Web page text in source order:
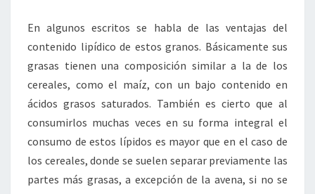
En algunos escritos se habla de las ventajas del
contenido lipídico de estos granos. Básicamente sus
grasas tienen una composición similar a la de los
cereales, como el maíz, con un bajo contenido en
ácidos grasos saturados. También es cierto que al
consumirlos muchas veces en su forma integral el
consumo de estos lípidos es mayor que en el caso de
los cereales, donde se suelen separar previamente las
partes más grasas, a excepción de la avena, si no se